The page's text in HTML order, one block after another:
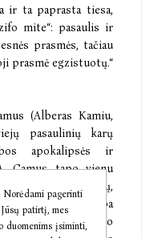
ir ta paprasta tiesa,
mite“: pasaulis ir
prasmės, tačiau
prasmė egzistuotų.“
(Alberas Kamiu,
pasaulinių karų
apokalipsės ir
Camus tapo vienu
mokytojų,
sąžine. Savo kūryba
dvasią ir galią, o jo
Norėdami pagerinti
patirtį, mes
duomenims įsiminti,